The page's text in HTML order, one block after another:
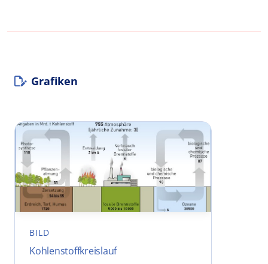
Grafiken
BILD
Kohlenstoffkreislauf